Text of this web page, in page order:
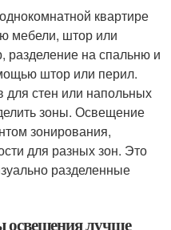
квартире
мебели, штор или
на спальню и
штор или перил.
для стен или напольных
зоны. Освещение
зонирования,
для разных зон. Это
разделенные
освещения лучше